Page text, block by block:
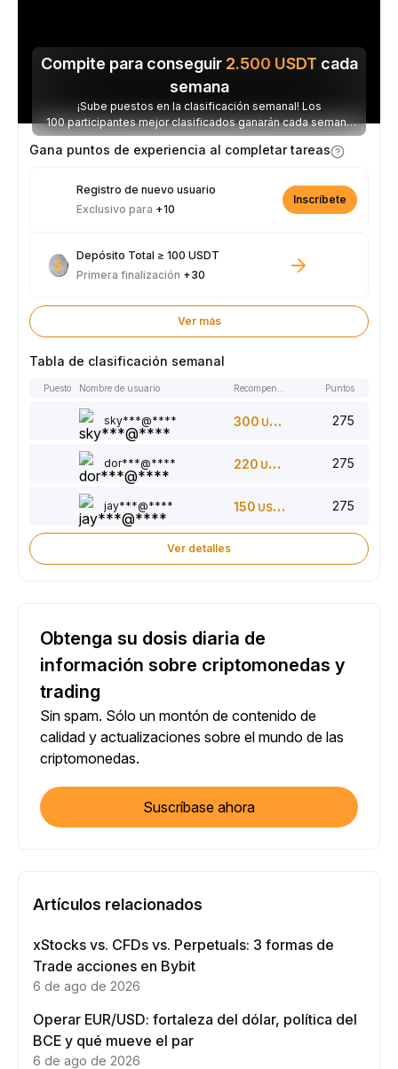
Compite para conseguir 2.500 USDT cada
semana
¡Sube puestos en la clasificación semanal! Los
100 participantes mejor clasificados ganarán cada semana
parte de los 2.500 USDT disponibles.
Gana puntos de experiencia al completar tareas
Registro de nuevo usuario
Exclusivo para +10
Inscríbete
Depósito Total ≥ 100 USDT
Primera finalización +30
Ver más
Tabla de clasificación semanal
Puesto Nombre de usuario Puntos
sky***@**** 300 USDT 275
dor***@**** 220 USDT 275
jay***@**** 150 USDT 275
Ver detalles
Obtenga su dosis diaria de
información sobre criptomonedas y
trading
Sin spam. Sólo un montón de contenido de
calidad y actualizaciones sobre el mundo de las
criptomonedas.
Suscríbase ahora
Artículos relacionados
xStocks vs. CFDs vs. Perpetuals: 3 formas de
Trade acciones en Bybit
6 de ago de 2026
Operar EUR/USD: fortaleza del dólar, política del
BCE y qué mueve el par
6 de ago de 2026